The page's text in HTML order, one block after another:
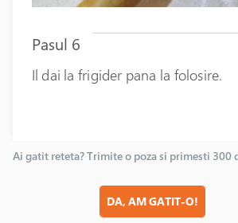
Pasul 6
Il dai la frigider pana la folosire.
Ai gatit reteta? Trimite o poza si primesti 300
DA, AM GATIT-O!